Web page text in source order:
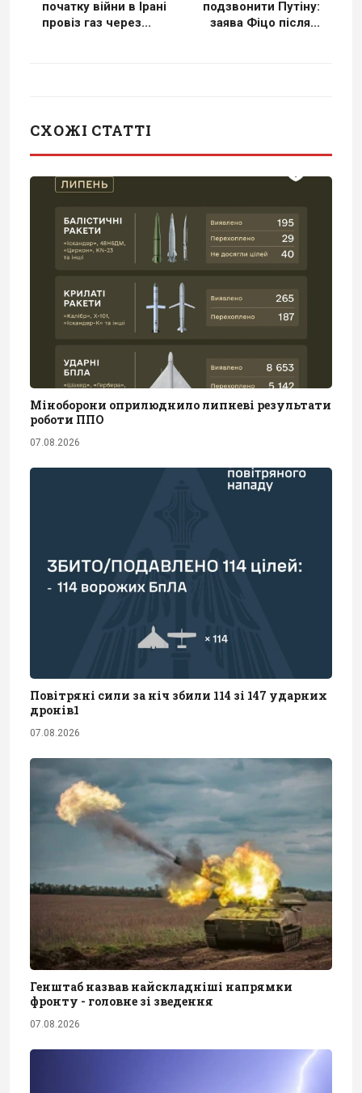
початку війни в Ірані
провіз газ через...
подзвонити Путіну:
заява Фіцо після...
СХОЖІ СТАТТІ
Міноборони оприлюднило липневі результати
роботи ППО
07.08.2026
Повітряні сили за ніч збили 114 зі 147 ударних
дронів1
07.08.2026
Генштаб назвав найскладніші напрямки
фронту - головне зі зведення
07.08.2026